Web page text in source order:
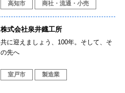
高知市 商社・流通・小売
株式会社泉井鐡工所
共に迎えましょう、100年。そして、そ
の先へ
室戸市 製造業